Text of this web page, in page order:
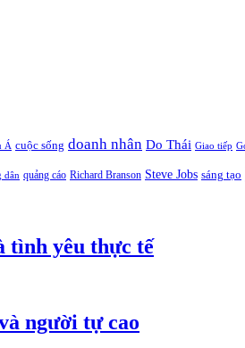
Á cuộc sống doanh nhân Do Thái Giao tiếp
dân quảng cáo Richard Branson Steve Jobs sáng tạo
tình yêu thực tế
người tự cao